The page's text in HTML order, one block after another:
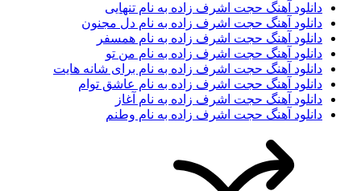
دانلود آهنگ حجت اشرف زاده به نام تنهایی
دانلود آهنگ حجت اشرف زاده به نام دل مجنون
دانلود آهنگ حجت اشرف زاده به نام همسفر
دانلود آهنگ حجت اشرف زاده به نام من تو
دانلود آهنگ حجت اشرف زاده به نام برای شانه هایت
دانلود آهنگ حجت اشرف زاده به نام عاشق توام
دانلود آهنگ حجت اشرف زاده به نام آغاز
دانلود آهنگ حجت اشرف زاده به نام وطنم